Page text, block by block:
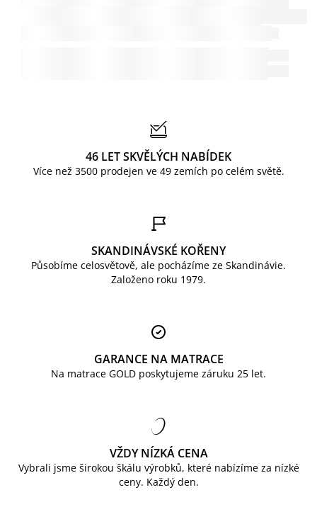
46 LET SKVĚLÝCH NABÍDEK
Více než 3500 prodejen ve 49 zemích po celém světě.
SKANDINÁVSKÉ KOŘENY
Působíme celosvětově, ale pocházíme ze Skandinávie.
Založeno roku 1979.
GARANCE NA MATRACE
Na matrace GOLD poskytujeme záruku 25 let.
VŽDY NÍZKÁ CENA
Vybrali jsme širokou škálu výrobků, které nabízíme za nízké
ceny. Každý den.